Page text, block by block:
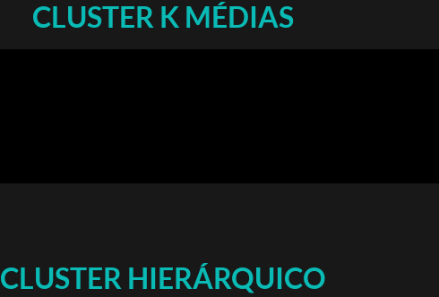
CLUSTER K MÉDIAS
CLUSTER HIERÁRQUICO